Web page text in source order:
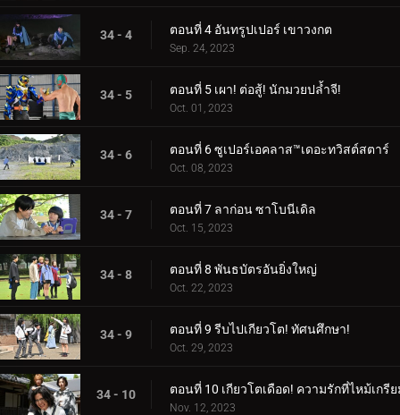
34 - 4 ตอนที่ 4 อันทรูปเปอร์ เขาวงกต
Sep. 24, 2023
34 - 5 ตอนที่ 5 เผา! ต่อสู้! นักมวยปล้ำจี!
Oct. 01, 2023
34 - 6 ตอนที่ 6 ซูเปอร์เอคลาส™เดอะทวิสต์สตาร์
Oct. 08, 2023
34 - 7 ตอนที่ 7 ลาก่อน ซาโบนีเดิล
Oct. 15, 2023
34 - 8 ตอนที่ 8 พันธบัตรอันยิ่งใหญ่
Oct. 22, 2023
34 - 9 ตอนที่ 9 รีบไปเกียวโต! ทัศนศึกษา!
Oct. 29, 2023
34 - 10 ตอนที่ 10 เกียวโตเดือด! ความรักที่ไหม้เกรีย
Nov. 12, 2023